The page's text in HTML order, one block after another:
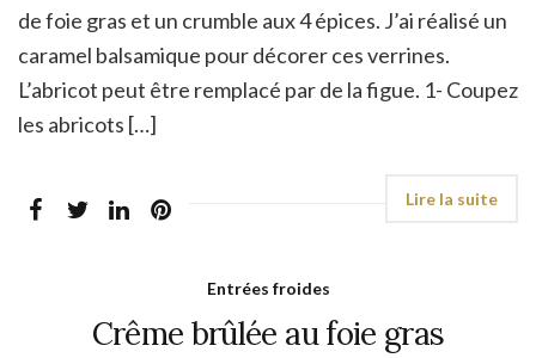
de foie gras et un crumble aux 4 épices. J’ai réalisé un
caramel balsamique pour décorer ces verrines.
L’abricot peut être remplacé par de la figue. 1- Coupez
les abricots […]
Entrées froides
Crême brûlée au foie gras